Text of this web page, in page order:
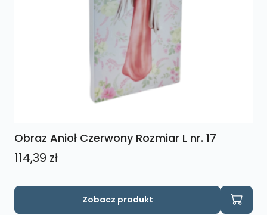
Obraz Anioł Czerwony Rozmiar L nr. 17
114,39 zł
Zobacz produkt